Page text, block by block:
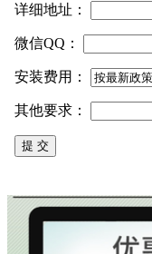
详细地址：
微信QQ：
安装费用：
其他要求：